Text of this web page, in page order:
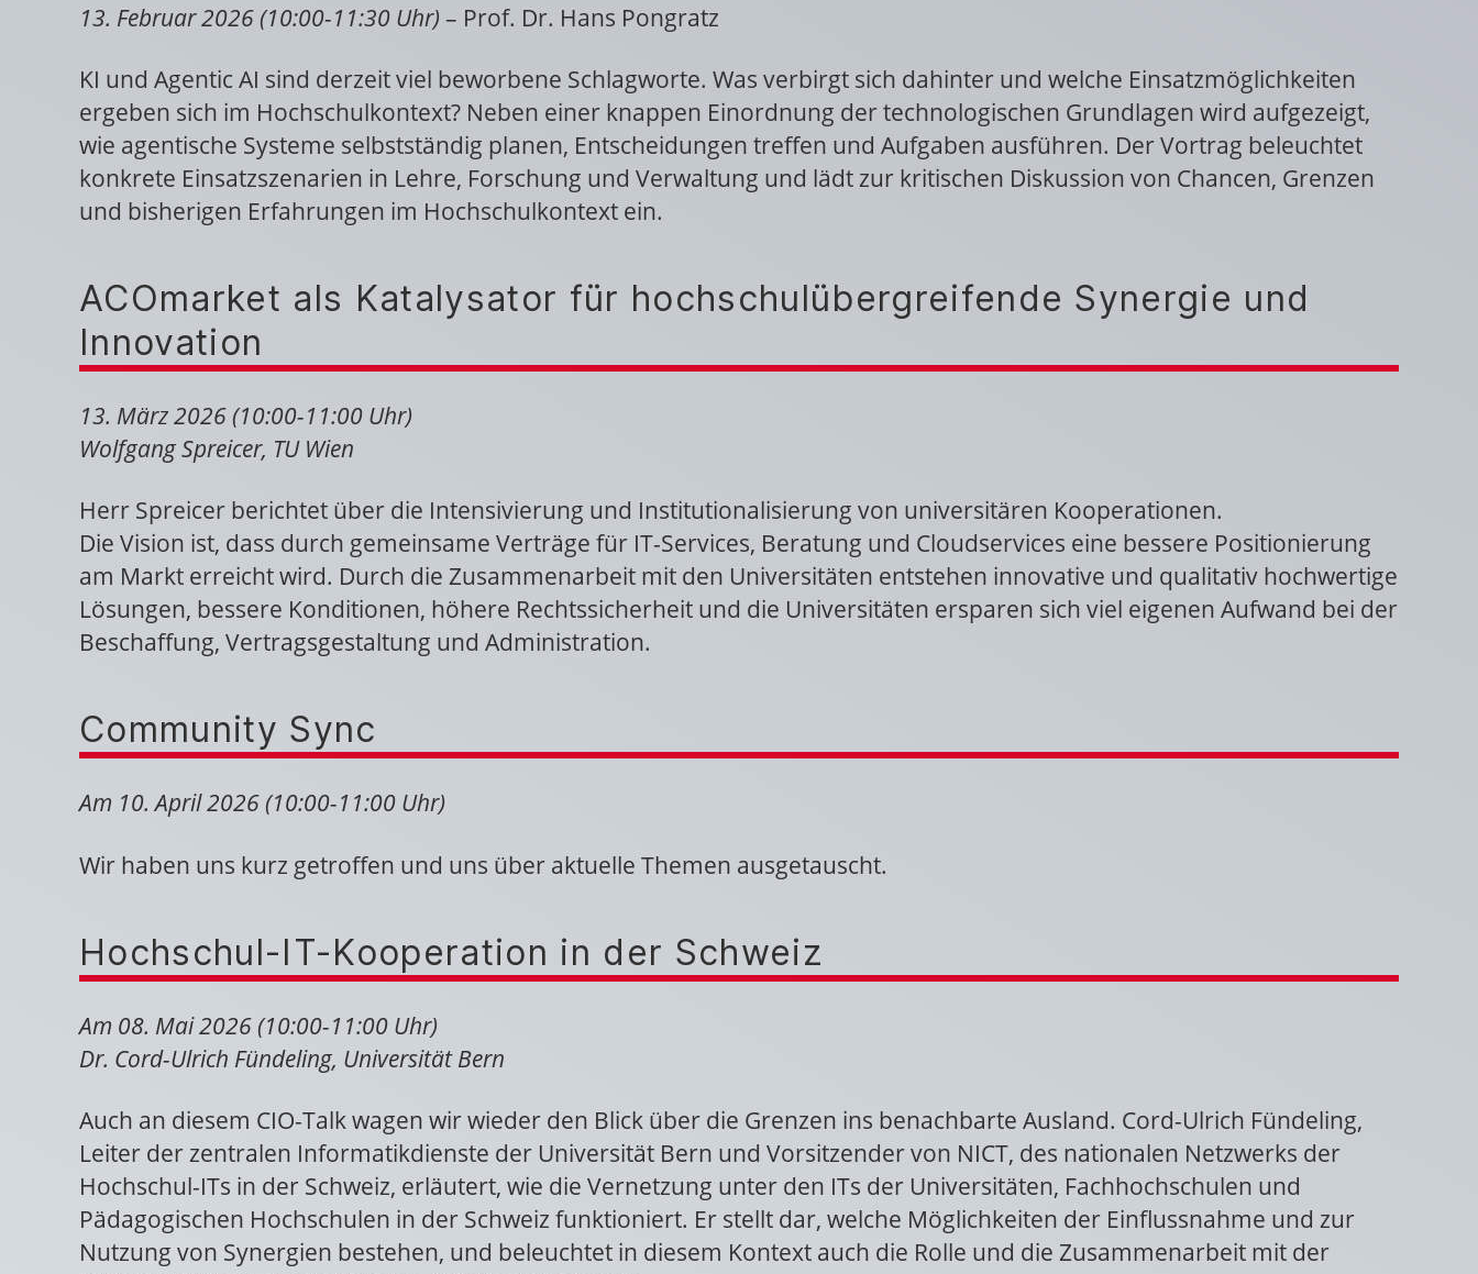
13. Februar 2026 (10:00-11:30 Uhr) – Prof. Dr. Hans Pongratz
KI und Agentic AI sind derzeit viel beworbene Schlagworte. Was verbirgt sich dahinter und welche Einsatzmöglichkeiten
ergeben sich im Hochschulkontext? Neben einer knappen Einordnung der technologischen Grundlagen wird aufgezeigt,
wie agentische Systeme selbstständig planen, Entscheidungen treffen und Aufgaben ausführen. Der Vortrag beleuchtet
konkrete Einsatzszenarien in Lehre, Forschung und Verwaltung und lädt zur kritischen Diskussion von Chancen, Grenzen
und bisherigen Erfahrungen im Hochschulkontext ein.
ACOmarket als Katalysator für hochschulübergreifende Synergie und
Innovation
13. März 2026 (10:00-11:00 Uhr)
Wolfgang Spreicer, TU Wien
Herr Spreicer berichtet über die Intensivierung und Institutionalisierung von universitären Kooperationen.
Die Vision ist, dass durch gemeinsame Verträge für IT-Services, Beratung und Cloudservices eine bessere Positionierung
am Markt erreicht wird. Durch die Zusammenarbeit mit den Universitäten entstehen innovative und qualitativ hochwertige
Lösungen, bessere Konditionen, höhere Rechtssicherheit und die Universitäten ersparen sich viel eigenen Aufwand bei der
Beschaffung, Vertragsgestaltung und Administration.
Community Sync
Am 10. April 2026 (10:00-11:00 Uhr)
Wir haben uns kurz getroffen und uns über aktuelle Themen ausgetauscht.
Hochschul-IT-Kooperation in der Schweiz
Am 08. Mai 2026 (10:00-11:00 Uhr)
Dr. Cord-Ulrich Fündeling, Universität Bern
Auch an diesem CIO-Talk wagen wir wieder den Blick über die Grenzen ins benachbarte Ausland. Cord-Ulrich Fündeling,
Leiter der zentralen Informatikdienste der Universität Bern und Vorsitzender von NICT, des nationalen Netzwerks der
Hochschul-ITs in der Schweiz, erläutert, wie die Vernetzung unter den ITs der Universitäten, Fachhochschulen und
Pädagogischen Hochschulen in der Schweiz funktioniert. Er stellt dar, welche Möglichkeiten der Einflussnahme und zur
Nutzung von Synergien bestehen, und beleuchtet in diesem Kontext auch die Rolle und die Zusammenarbeit mit der